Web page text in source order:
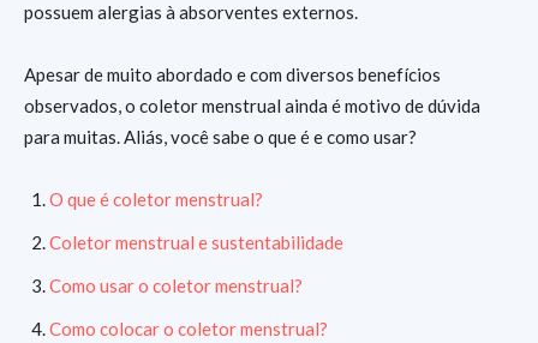
possuem alergias à absorventes externos.
Apesar de muito abordado e com diversos benefícios
observados, o coletor menstrual ainda é motivo de dúvida
para muitas. Aliás, você sabe o que é e como usar?
O que é coletor menstrual?
Coletor menstrual e sustentabilidade
Como usar o coletor menstrual?
Como colocar o coletor menstrual?